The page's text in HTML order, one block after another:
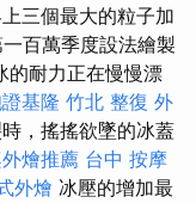
三個最大的粒子加
百萬季度設法繪製
的耐力正在慢慢漂
基隆 竹北 整復 外
，搖搖欲墜的冰蓋
燴推薦 台中 按摩
外燴 冰壓的增加最